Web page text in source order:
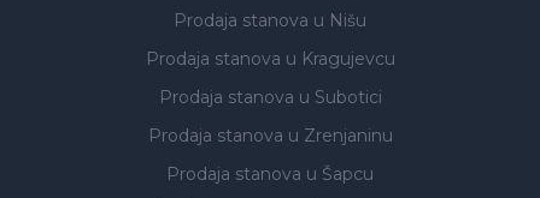
Prodaja stanova u Nišu
Prodaja stanova u Kragujevcu
Prodaja stanova u Subotici
Prodaja stanova u Zrenjaninu
Prodaja stanova u Šapcu